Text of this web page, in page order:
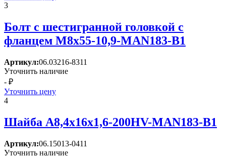
3
Болт с шестигранной головкой с
фланцем M8x55-10,9-MAN183-B1
Артикул:06.03216-8311
Уточнить наличие
- ₽
Уточнить цену
4
Шайба A8,4x16x1,6-200HV-MAN183-B1
Артикул:06.15013-0411
Уточнить наличие